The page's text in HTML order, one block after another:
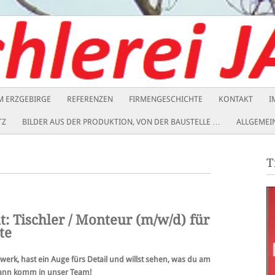
ERZGEBIRGE REFERENZEN FIRMENGESCHICHTE KONTAKT
BILDER AUS DER PRODUKTION, VON DER BAUSTELLE …
Tischler / Monteur (m/w/d) für
hast ein Auge fürs Detail und willst sehen, was du am
komm in unser Team!